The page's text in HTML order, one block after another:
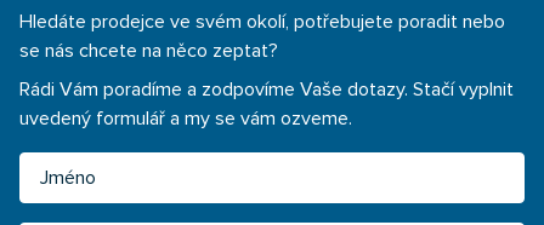
Hledáte prodejce ve svém okolí, potřebujete poradit nebo
se nás chcete na něco zeptat?
Rádi Vám poradíme a zodpovíme Vaše dotazy. Stačí vyplnit
uvedený formulář a my se vám ozveme.
Jméno